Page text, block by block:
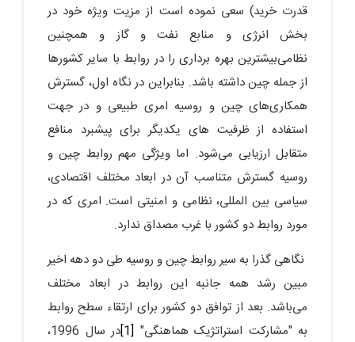
قدرت خرید) سعی نموده است از مزیت ویژه خود در
بخش انرژی و منابع نفت و گاز و همچنین
نظامی‌بیشترین بهره برداری را در روابط با سایر کشورها
از جمله چین داشته باشد. بنابراین در نگاه اول، گسترش
همکاری‌های چین و روسیه امری طبیعی و در جهت
استفاده از ظرفیت های یکدیگر برای پیشبرد منافع
متقابل ارزیابی می‌شود. اما ویژگی مهم روابط چین و
روسیه گسترش متناسب آن در ابعاد مختلف اقتصادی،
سیاسی بین المللی، نظامی و امنیتی است. امری که در
مورد روابط دو کشور با غرب مصداق ندارد.
نگاهی گذرا به سیر روابط چین و روسیه طی دو دهه اخیر
مبین رشد همه جانبه این روابط در ابعاد مختلف
می‌باشد. بعد از توافق دو کشور برای ارتقاء سطح روابط
به "مشارکت استراتژیک هماهنگی" [1]
در سال 1996،